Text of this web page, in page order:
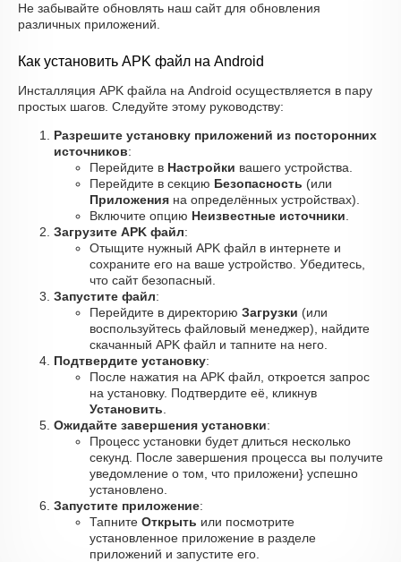
Не забывайте обновлять наш сайт для обновления
различных приложений.
Как установить APK файл на Android
Инсталляция APK файла на Android осуществляется в пару
простых шагов. Следуйте этому руководству:
Разрешите установку приложений из посторонних
источников:
Перейдите в Настройки вашего устройства.
Перейдите в секцию Безопасность (или
Приложения на определённых устройствах).
Включите опцию Неизвестные источники
Загрузите APK файл:
Отыщите нужный APK файл в интернете и
сохраните его на ваше устройство. Убедитесь,
что сайт безопасный.
Запустите файл:
Перейдите в директорию Загрузки (или
воспользуйтесь файловый менеджер), найдите
скачанный APK файл и тапните на него.
Подтвердите установку:
После нажатия на APK файл, откроется запрос
на установку. Подтвердите её, кликнув
Установить
Ожидайте завершения установки:
Процесс установки будет длиться несколько
секунд. После завершения процесса вы получите
уведомление о том, что приложени} успешно
установлено.
Запустите приложение:
Тапните Открыть или посмотрите
установленное приложение в разделе
приложений и запустите его.